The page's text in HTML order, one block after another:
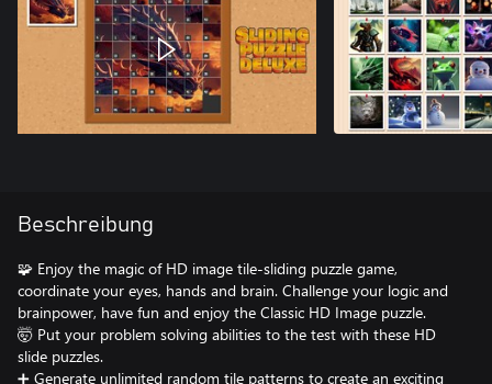
Beschreibung
🧩 Enjoy the magic of HD image tile-sliding puzzle game,
coordinate your eyes, hands and brain. Challenge your logic and
brainpower, have fun and enjoy the Classic HD Image puzzle.
🤯 Put your problem solving abilities to the test with these HD
slide puzzles.
➕ Generate unlimited random tile patterns to create an exciting